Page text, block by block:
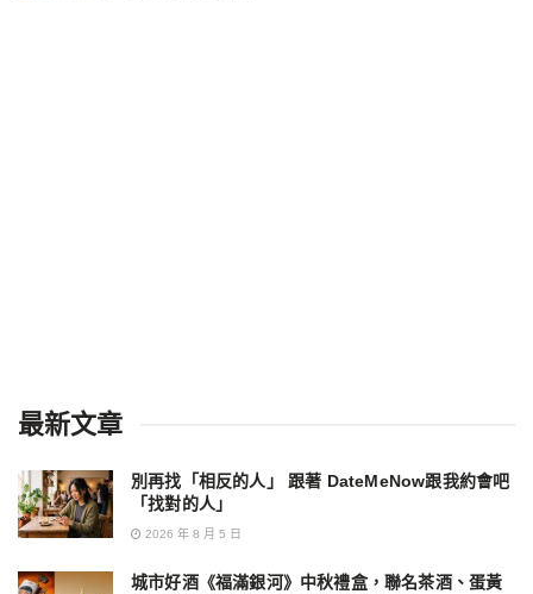
最新文章
別再找「相反的人」 跟著 DateMeNow跟我約會吧
「找對的人」
2026 年 8 月 5 日
城市好酒《福滿銀河》中秋禮盒，聯名茶酒、蛋黃